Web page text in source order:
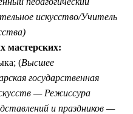
искусство/Учитель
мастерских:
(Высшее
государственная
— Режиссура
и праздников —